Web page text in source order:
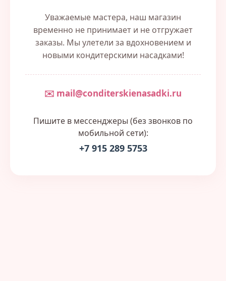
Уважаемые мастера, наш магазин
временно не принимает и не отгружает
заказы. Мы улетели за вдохновением и
новыми кондитерскими насадками!
✉️ mail@conditerskienasadki.ru
Пишите в мессенджеры (без звонков по
мобильной сети):
+7 915 289 5753